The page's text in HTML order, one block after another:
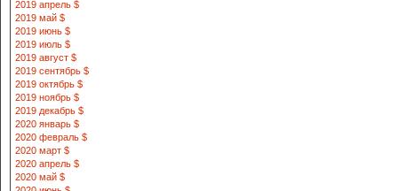
2019 апрель $
2019 май $
2019 июнь $
2019 июль $
2019 август $
2019 сентябрь $
2019 октябрь $
2019 ноябрь $
2019 декабрь $
2020 январь $
2020 февраль $
2020 март $
2020 апрель $
2020 май $